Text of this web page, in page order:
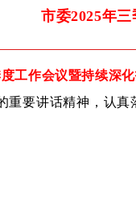
市委2025年
工作会议暨持续深
重要讲话精神，认